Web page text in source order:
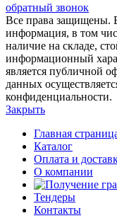
обратный звонок
Все права защищены.
информация, в том
наличие на складе,
информационный
является публичной
данных
конфиденциальности.
Закрыть
Главная
Каталог
Оплата и
О компании
Тендеры
Контакты